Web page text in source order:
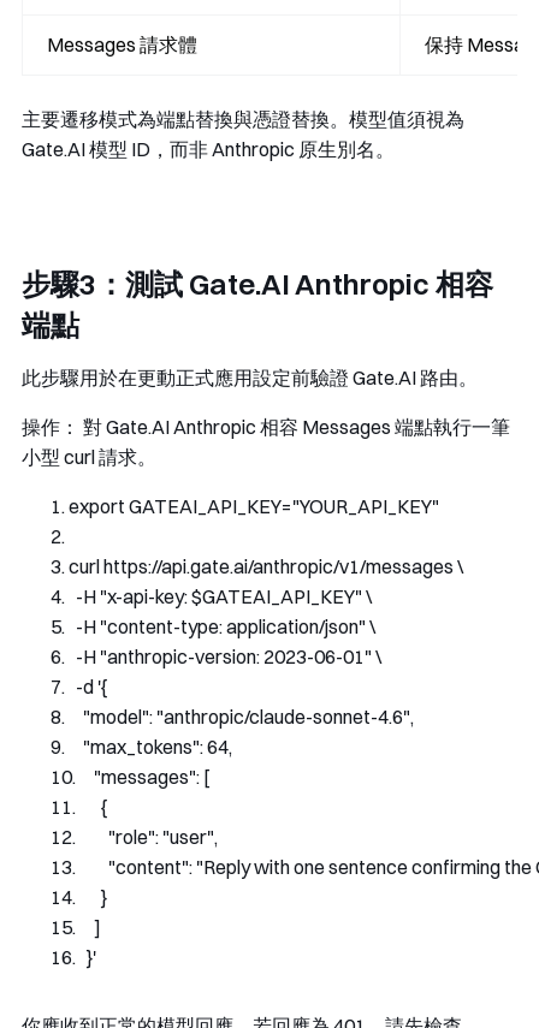
Messages 請求體 保持
主要遷移模式為端點替換與憑證替換。模型值須視為
Gate.AI 模型 ID，而非 Anthropic 原生別名。
步驟3：測試 Gate.AI Anthropic 相容
端點
此步驟用於在更動正式應用設定前驗證 Gate.AI 路由。
操作： 對 Gate.AI Anthropic 相容 Messages 端點執行一筆
小型 curl 請求。
export GATEAI_API_KEY="YOUR_API_KEY"
curl https://api.gate.ai/anthropic/v1/messages \
-H "x-api-key: $GATEAI_API_KEY" \
-H "content-type: application/json" \
-H "anthropic-version: 2023-06-01" \
-d '{
    "model": "anthropic/claude-sonnet-4.6",
    "max_tokens": 64,
    "messages": [
      {
        "role": "user",
"content": "Reply with one sentence confirming
      }
    ]
  }'